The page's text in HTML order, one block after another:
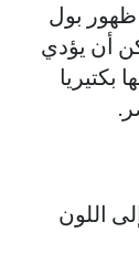
ظهور بول
أن يؤدي
بكتيريا
اللون